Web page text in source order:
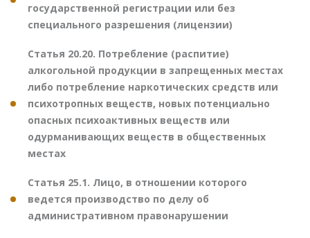
государственной регистрации или без
специального разрешения (лицензии)
Статья 20.20. Потребление (распитие)
алкогольной продукции в запрещенных местах
либо потребление наркотических средств или
психотропных веществ, новых потенциально
опасных психоактивных веществ или
одурманивающих веществ в общественных
местах
Статья 25.1. Лицо, в отношении которого
ведется производство по делу об
административном правонарушении